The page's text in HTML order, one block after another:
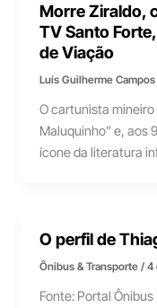
Morre Ziraldo,
TV Santo
de Viação
Luís Guilherme
O cartunista
Maluquinho” e, aos
ícone da literatura
O perfil de
Ônibus & Transporte/4
Fonte: Portal